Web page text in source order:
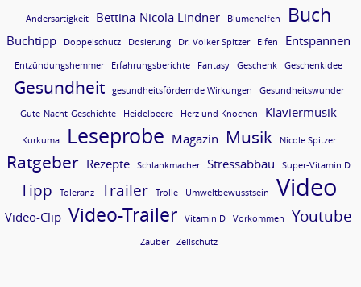
Andersartigkeit Bettina-Nicola Lindner Blumenelfen Buch
Buchtipp Doppelschutz Dosierung Dr. Volker Spitzer Elfen Entspannen
Entzündungshemmer Erfahrungsberichte Fantasy Geschenk Geschenkidee
Gesundheit gesundheitsfördernde Wirkungen Gesundheitswunder
Gute-Nacht-Geschichte Heidelbeere Herz und Knochen Klaviermusik
Kurkuma Leseprobe Magazin Musik Nicole Spitzer
Ratgeber Rezepte Schlankmacher Stressabbau Super-Vitamin D
Tipp Toleranz Trailer Trolle Umweltbewusstsein Video
Video-Clip Video-Trailer Vitamin D Vorkommen Youtube
Zauber Zellschutz